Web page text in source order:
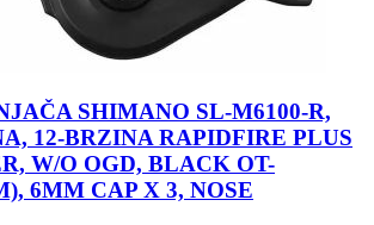
SHIMANO SL-M6100-R,
12-BRZINA RAPIDFIRE PLUS
W/O OGD, BLACK OT-
6MM CAP X 3, NOSE